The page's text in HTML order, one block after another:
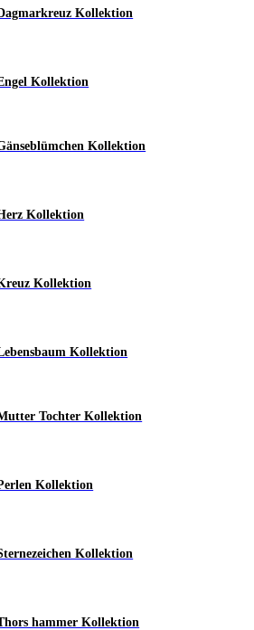
Kollektion
Kollektion
Kollektion
Kollektion
Kollektion
Kollektion
Tochter Kollektion
Kollektion
Kollektion
hammer Kollektion